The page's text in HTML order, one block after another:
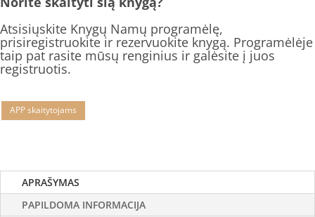
Atsisiųskite Knygų Namų programėlę,
prisiregistruokite ir rezervuokite knygą. Programėlėje
taip pat rasite mūsų renginius ir galėsite į juos
registruotis.
APP skaitytojams
APRAŠYMAS
PAPILDOMA INFORMACIJA